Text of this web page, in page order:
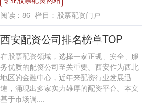
阅读： 86 栏目： 股票配资门户
西安配资公司排名榜单TOP
在股票配资领域，选择一家正规、安全、服
务优质的配资公司至关重要。西安作为西北
地区的金融中心，近年来配资行业发展迅
速，涌现出多家实力雄厚的配资平台。本文
基于市场调....